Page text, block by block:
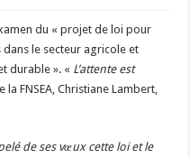
du « projet de loi pour
le secteur agricole et
durable ». « L’attente est
FNSEA, Christiane Lambert,
de ses vœux cette loi et le